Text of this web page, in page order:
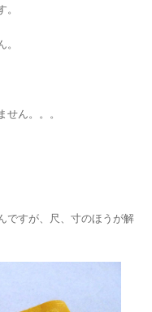
ん。。。
ですが、尺、寸のほうが解